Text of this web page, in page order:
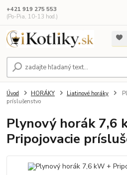
+421 919 275 553
(Po-Pia, 10-13 hod.)
Úvod HORÁKY Liatinové horáky
príslušenstvo
Plynový horák 7,6
Pripojovacie